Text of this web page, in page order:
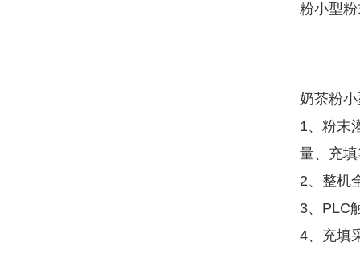
粉小型
奶茶粉
1、粉末
量、充
2、整机
3、PLC
4、充填